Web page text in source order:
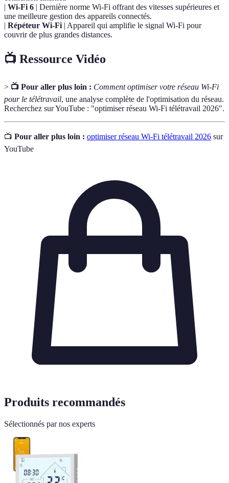
| Wi-Fi 6 | Dernière norme Wi-Fi offrant des vitesses supérieures et
une meilleure gestion des appareils connectés.
| Répéteur Wi-Fi | Appareil qui amplifie le signal Wi-Fi pour
couvrir de plus grandes distances.
📺 Ressource Vidéo
> 📺 Pour aller plus loin : Comment optimiser votre réseau Wi-Fi
pour le télétravail, une analyse complète de l'optimisation du réseau.
Recherchez sur YouTube : "optimiser réseau Wi-Fi télétravail 2026".
📺 Pour aller plus loin : optimiser réseau Wi-Fi télétravail 2026 sur
YouTube
Produits recommandés
Sélectionnés par nos experts